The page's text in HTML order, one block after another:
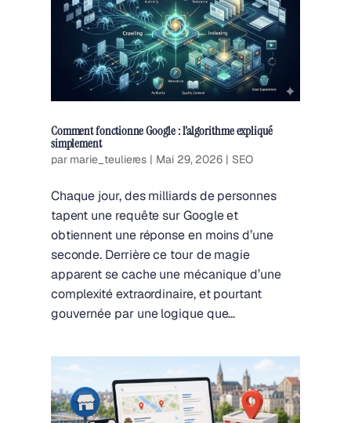
Comment fonctionne Google : l’algorithme expliqué
simplement
par marie_teulieres | Mai 29, 2026 | SEO
Chaque jour, des milliards de personnes
tapent une requête sur Google et
obtiennent une réponse en moins d’une
seconde. Derrière ce tour de magie
apparent se cache une mécanique d’une
complexité extraordinaire, et pourtant
gouvernée par une logique que...